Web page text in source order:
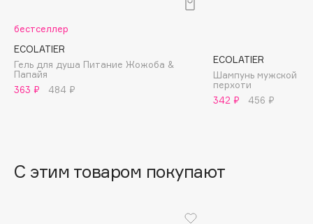
Balmain Hair Couture
Beauty Pati
бестселлер
ECOLATIER
Гель для душа Питание Жожоба &
Папайя
363 ₽
484 ₽
ECOLATIER
Шампунь мужской
перхоти
342 ₽
456 ₽
С этим товаром покупают